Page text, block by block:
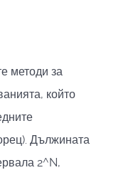
методи за
който
Дължината
2^N,